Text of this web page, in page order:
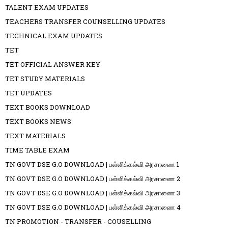
TALENT EXAM UPDATES
TEACHERS TRANSFER COUNSELLING UPDATES
TECHNICAL EXAM UPDATES
TET
TET OFFICIAL ANSWER KEY
TET STUDY MATERIALS
TET UPDATES
TEXT BOOKS DOWNLOAD
TEXT BOOKS NEWS
TEXT MATERIALS
TIME TABLE EXAM
TN GOVT DSE G.O DOWNLOAD | பள்ளிக்கல்வி அரசாணை 1
TN GOVT DSE G.O DOWNLOAD | பள்ளிக்கல்வி அரசாணை 2
TN GOVT DSE G.O DOWNLOAD | பள்ளிக்கல்வி அரசாணை 3
TN GOVT DSE G.O DOWNLOAD | பள்ளிக்கல்வி அரசாணை 4
TN PROMOTION - TRANSFER - COUSELLING